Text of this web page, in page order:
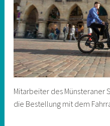
Mitarbeiter des Münsteraner
die Bestellung mit dem